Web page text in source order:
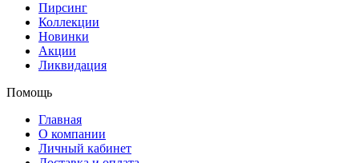
Пирсинг
Коллекции
Новинки
Акции
Ликвидация
Помощь
Главная
О компании
Личный кабинет